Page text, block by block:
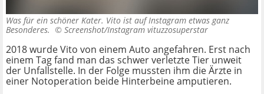
Was für ein schöner Kater. Vito ist auf Instagram etwas ganz
Besonderes. © Screenshot/Instagram vituzzosuperstar
2018 wurde Vito von einem Auto angefahren. Erst nach
einem Tag fand man das schwer verletzte Tier unweit
der Unfallstelle. In der Folge mussten ihm die Ärzte in
einer Notoperation beide Hinterbeine amputieren.